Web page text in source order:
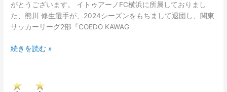
がとうございます。 イトゥアーノFC横浜に所属しておりまし
た、熊川 修生選手が、2024シーズンをもちまして退団し、関東
サッカーリーグ2部『COEDO KAWAG
お
知
ら
続きを読む »
渡